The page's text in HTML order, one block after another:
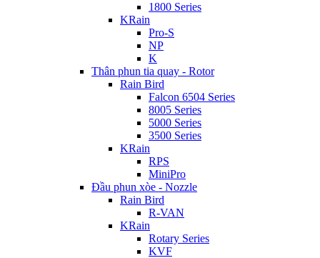
1800 Series
KRain
Pro-S
NP
K
Thân phun tia quay - Rotor
Rain Bird
Falcon 6504 Series
8005 Series
5000 Series
3500 Series
KRain
RPS
MiniPro
Đầu phun xòe - Nozzle
Rain Bird
R-VAN
KRain
Rotary Series
KVF